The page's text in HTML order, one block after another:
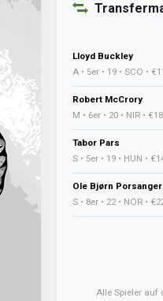
Lloyd Buckley
A • 5er • 19 • SCO •
Robert McCrory
M • 6er • 20 • NIR •
Tabor Pars
S • 5er • 19 • HUN •
Ole Bjørn Porsanger
S • 8er • 22 • NOR •
Alle Spieler